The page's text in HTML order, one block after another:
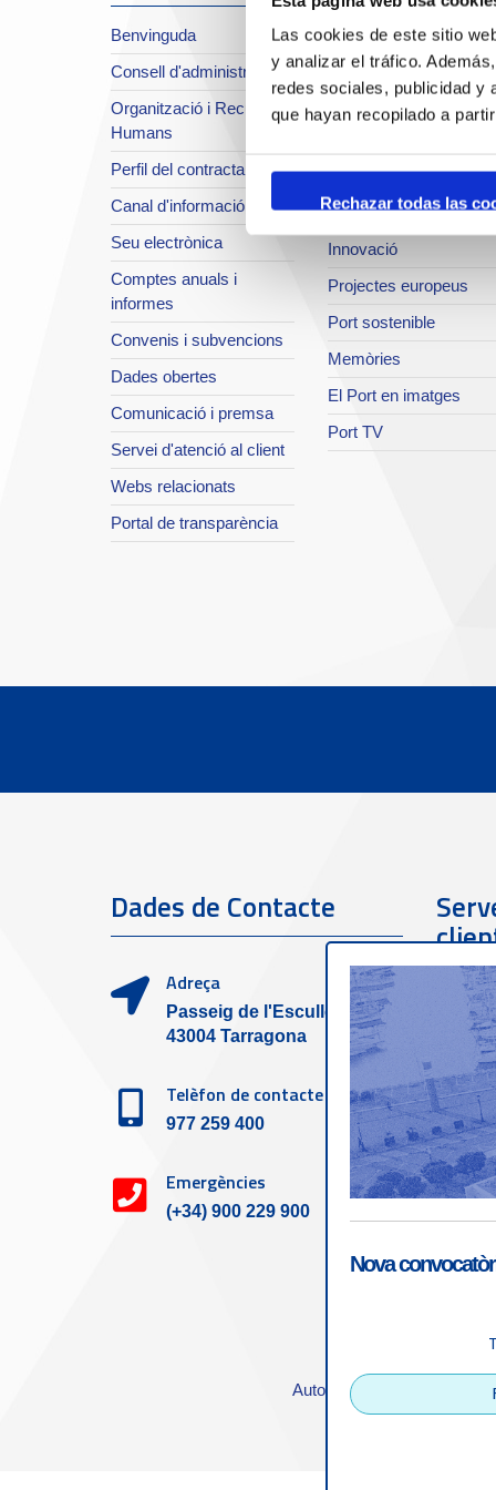
Las cookies de este sitio
y analizar el tráfico.
redes sociales, publicidad y
que hayan recopilado a
Rechazar todas las
Benvinguda
Consell d'administració
Organització i Recursos
Humans
Perfil del contractant
Canal d'informació
Seu electrònica
Comptes anuals i
informes
Convenis i subvencions
Dades obertes
Comunicació i premsa
Servei d'atenció al client
Webs relacionats
Portal de transparència
Sobre el Port
Situació i accessos
Planificació estratègica
Infraestructures en
Seguretat integral
Sistema de qualitat
Innovació
Projectes europeus
Port sostenible
Memòries
El Port en imatges
Port TV
Dades de Contacte
Adreça
Passeig de l'Escullera s/n,
43004 Tarragona
Telèfon de contacte
977 259 400
Emergències
(+34) 900 229 900
Autoritat Portuària de
Nova